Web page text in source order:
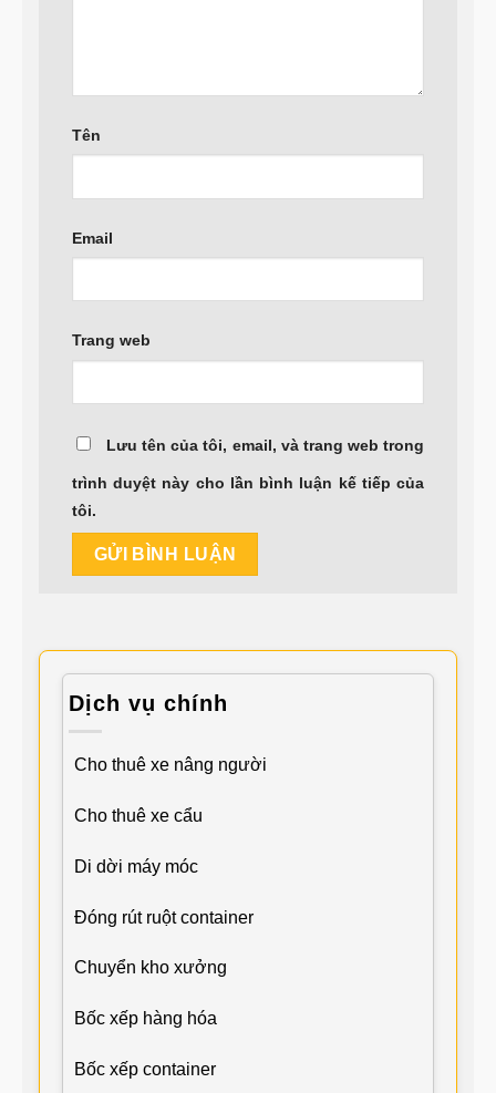
Tên
Email
Trang web
Lưu tên của tôi, email, và trang web trong
trình duyệt này cho lần bình luận kế tiếp của
tôi.
Dịch vụ chính
Cho thuê xe nâng người
Cho thuê xe cẩu
Di dời máy móc
Đóng rút ruột container
Chuyển kho xưởng
Bốc xếp hàng hóa
Bốc xếp container